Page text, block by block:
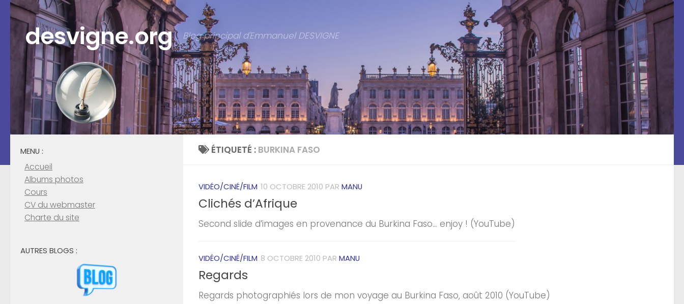
Skip to content
desvigne.org Blog principal d'Emmanuel DESVIGNE
ÉTIQUETÉ : BURKINA FASO
VIDÉO/CINÉ/FILM 10 OCTOBRE 2010 PAR MANU
Clichés d’Afrique
Second slide d’images en provenance du Burkina Faso… enjoy ! (YouTube)
VIDÉO/CINÉ/FILM 8 OCTOBRE 2010 PAR MANU
Regards
Regards photographiés lors de mon voyage au Burkina Faso, août 2010 (YouTube)
MENU :
Accueil
Albums photos
Cours
CV du webmaster
Charte du site
AUTRES BLOGS :